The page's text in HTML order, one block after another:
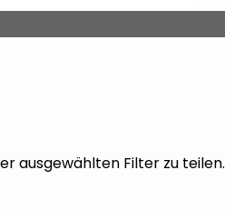
ausgewählten Filter zu teilen.